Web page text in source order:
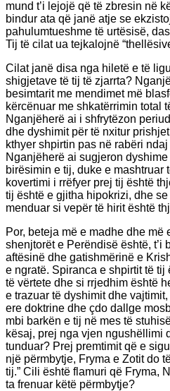
mund t’i lejojë që të zbresin në
bindur ata që janë atje se
pahulumtueshme të urtësisë,
Tij të cilat ua tejkalojnë
Cilat janë disa nga hiletë e të
shigjetave të tij të zjarrta?
besimtarit me mendimet më
kërcënuar me shkatërrimin total
Nganjëherë ai i shfrytëzon
dhe dyshimit për të nxitur
kthyer shpirtin pas në rabëri
Nganjëherë ai sugjeron
birësimin e tij, duke e mashtruar
kovertimi i rrëfyer prej tij është
tij është e gjitha hipokrizi, dhe
menduar si vepër të hirit është
Por, beteja më e madhe dhe
shenjtorët e Perëndisë është, t’i
aftësinë dhe gatishmërinë e
e ngratë. Spiranca e shpirtit të
të vërtete dhe si rrjedhim është
e trazuar të dyshimit dhe
ere doktrine dhe çdo dallge
mbi barkën e tij në mes të
kësaj, prej nga vjen ngushëllimi
tunduar? Prej premtimit që e
një përmbytje, Fryma e Zotit do
tij.” Cili është flamuri që Fryma,
ta frenuar këtë përmbytje?